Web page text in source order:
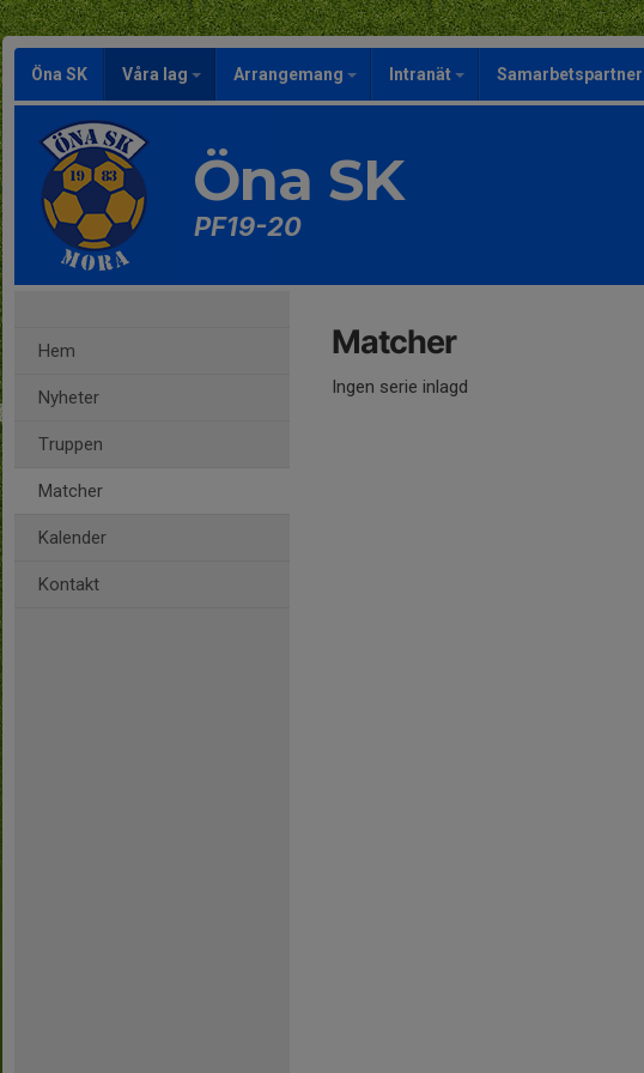
Öna SK Våra lag Arrangemang Intranät
Öna SK
PF19-20
Hem
Nyheter
Truppen
Matcher
Kalender
Kontakt
Matcher
Ingen serie inlagd